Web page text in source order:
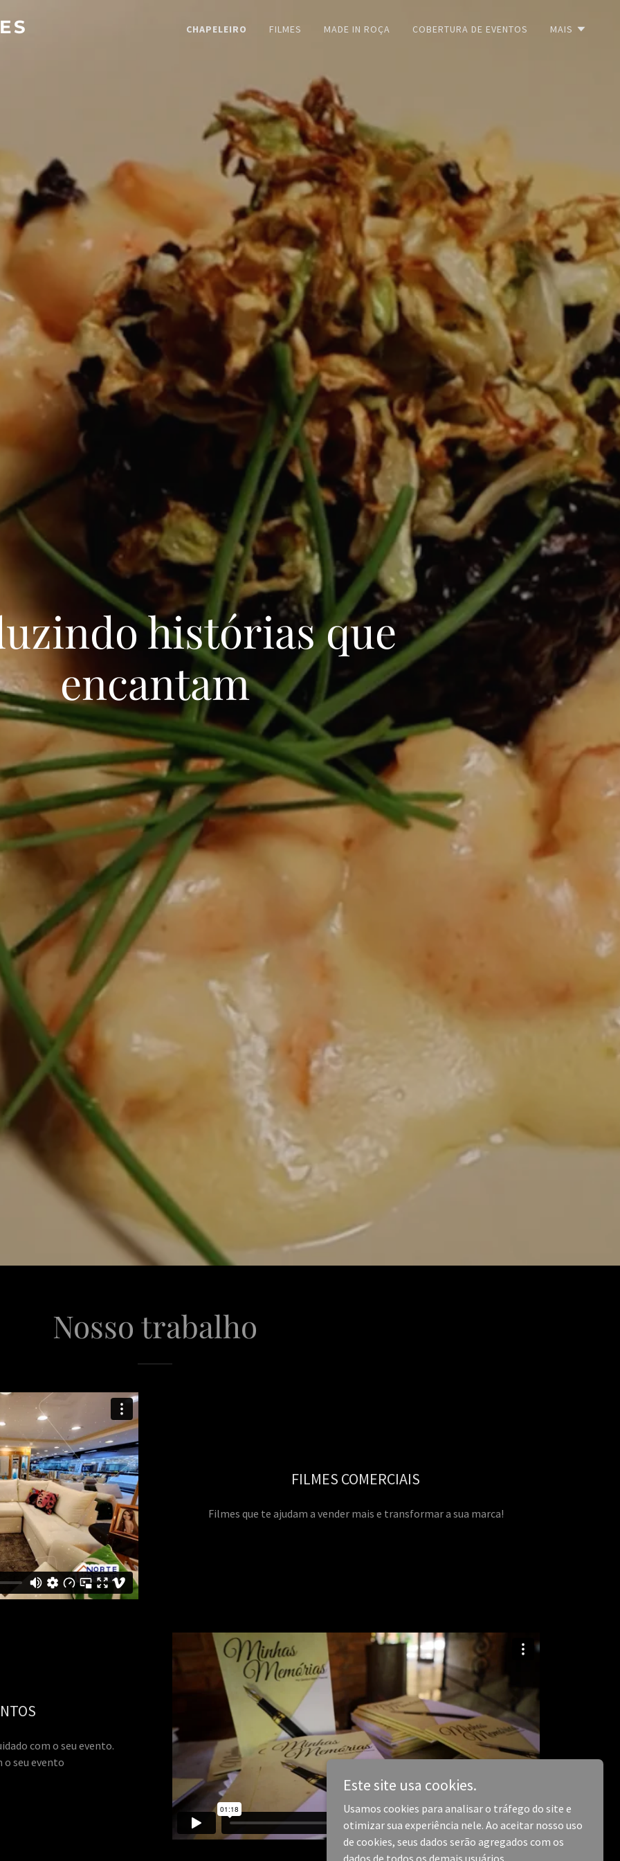
CHAPELEIRO FILMES MADE IN ROÇA COBERTURA DE EVENTOS MAIS
histórias que
encantam
Nosso trabalho
FILMES COMERCIAIS
Filmes que te ajudam a vender mais e transformar a sua marca!
com o seu evento.
o seu evento
Este site usa cookies.
Usamos cookies para analisar o tráfego do site e
otimizar sua experiência nele. Ao aceitar nosso uso
de cookies, seus dados serão agregados com os
dados de todos os demais usuários.